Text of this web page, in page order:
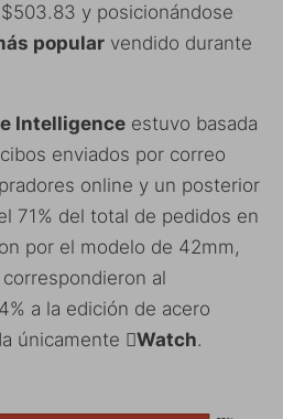
y posicionándose
popular vendido durante
Intelligence estuvo basada
enviados por correo
online y un posterior
71% del total de pedidos en
por el modelo de 42mm,
al
a la edición de acero
únicamente Watch.